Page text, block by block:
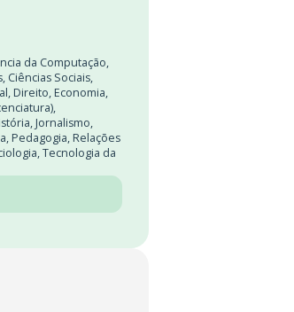
da Computação,
, Ciências Sociais,
, Direito, Economia,
,
, Jornalismo,
, Pedagogia, Relações
,Tecnologia da